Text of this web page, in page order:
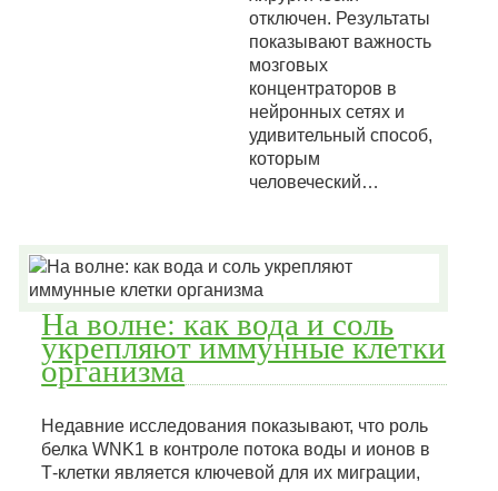
отключен. Результаты
показывают важность
мозговых
концентраторов в
нейронных сетях и
удивительный способ,
которым
человеческий…
На волне: как вода и соль
укрепляют иммунные клетки
организма
Недавние исследования показывают, что роль
белка WNK1 в контроле потока воды и ионов в
Т-клетки является ключевой для их миграции,